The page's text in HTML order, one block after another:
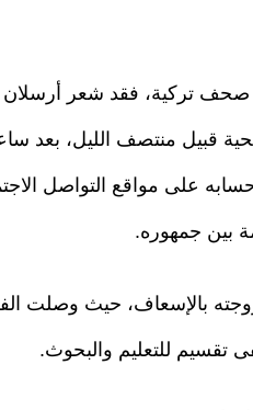
تركية، فقد شعر أرسلان
قبيل منتصف الليل، بعد
على مواقع التواصل
بين جمهوره.
بالإسعاف، حيث وصلت
تقسيم للتعليم والبحوث.